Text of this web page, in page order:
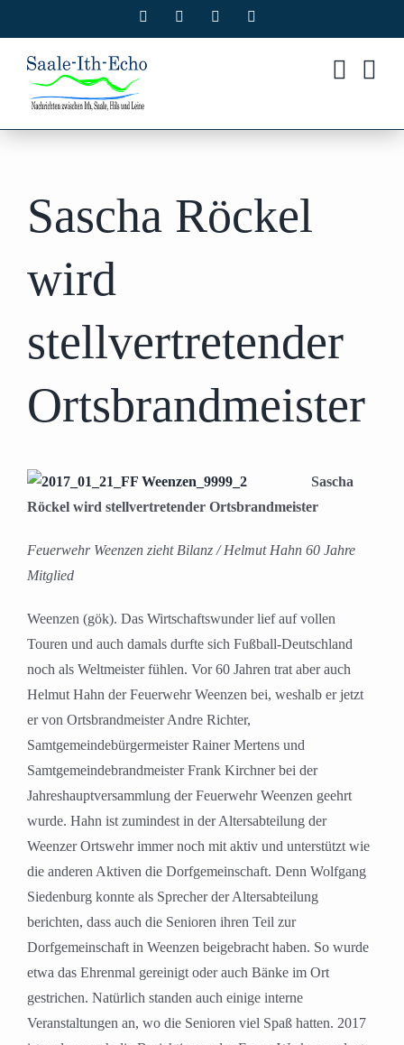
Inhalt
springen
Facebook Instagram
Sascha Röckel
wird
stellvertretender
Ortsbrandmeister
Sascha
Röckel wird stellvertretender Ortsbrandmeister
Feuerwehr Weenzen zieht Bilanz / Helmut Hahn 60 Jahre
Mitglied
Weenzen (gök). Das Wirtschaftswunder lief auf vollen
Touren und auch damals durfte sich Fußball-Deutschland
noch als Weltmeister fühlen. Vor 60 Jahren trat aber auch
Helmut Hahn der Feuerwehr Weenzen bei, weshalb er jetzt
er von Ortsbrandmeister Andre Richter,
Samtgemeindebürgermeister Rainer Mertens und
Samtgemeindebrandmeister Frank Kirchner bei der
Jahreshauptversammlung der Feuerwehr Weenzen geehrt
wurde. Hahn ist zumindest in der Altersabteilung der
Weenzer Ortswehr immer noch mit aktiv und unterstützt wie
die anderen Aktiven die Dorfgemeinschaft. Denn Wolfgang
Siedenburg konnte als Sprecher der Altersabteilung
berichten, dass auch die Senioren ihren Teil zur
Dorfgemeinschaft in Weenzen beigebracht haben. So wurde
etwa das Ehrenmal gereinigt oder auch Bänke im Ort
gestrichen. Natürlich standen auch einige interne
Veranstaltungen an, wo die Senioren viel Spaß hatten. 2017